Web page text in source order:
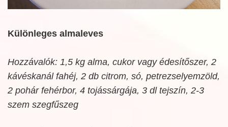
Különleges almaleves
Hozzávalók: 1,5 kg alma, cukor vagy édesítőszer, 2
kávéskanál fahéj, 2 db citrom, só, petrezselyemzöld,
2 pohár fehérbor, 4 tojássárgája, 3 dl tejszín, 2-3
szem szegfűszeg